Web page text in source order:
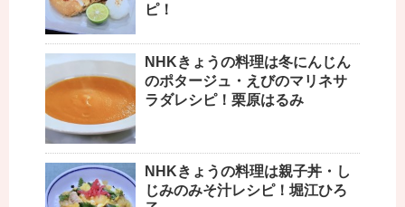
ピ！
NHKきょうの料理は冬にんじん
のポタージュ・えびのマリネサ
ラダレシピ！栗原はるみ
NHKきょうの料理は親子丼・し
じみのみそ汁レシピ！堀江ひろ